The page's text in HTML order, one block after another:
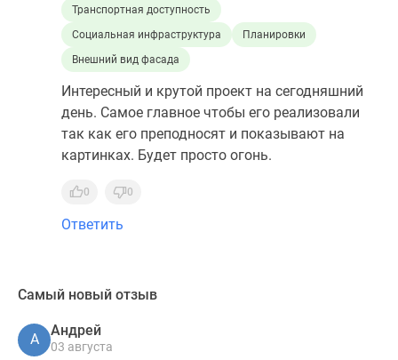
Транспортная доступность
Социальная инфраструктура
Планировки
Внешний вид фасада
Интересный и крутой проект на сегодняшний
день. Самое главное чтобы его реализовали
так как его преподносят и показывают на
картинках. Будет просто огонь.
0 0
Ответить
Самый новый отзыв
А
Андрей
03 августа